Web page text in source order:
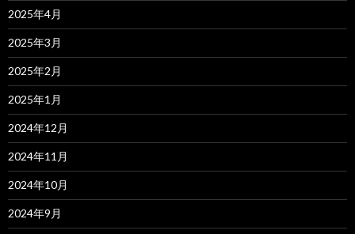
2025年4月
2025年3月
2025年2月
2025年1月
2024年12月
2024年11月
2024年10月
2024年9月